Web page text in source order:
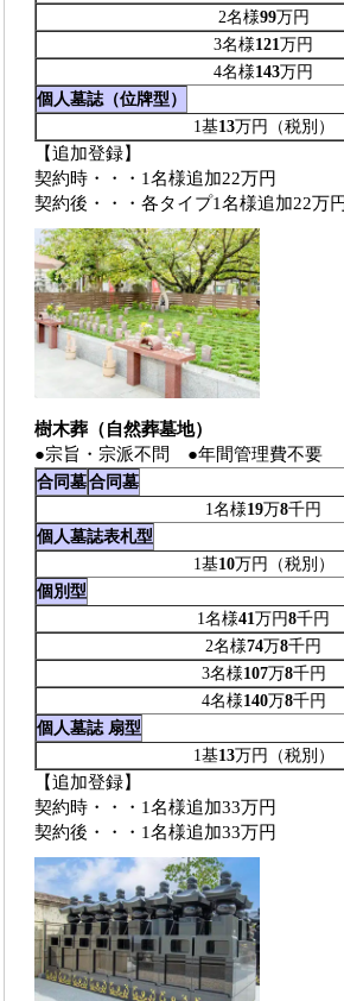
2名様99万円
3名様121万円
4名様143万円
個人墓誌（位牌型）
1基13万円（税別）
【追加登録】
契約時・・・1名様追加22万円
契約後・・・各タイプ1名様追加22万円
樹木葬（自然葬墓地）
●宗旨・宗派不問 ●年間管理費不要
合同墓合同墓
1名様19万8千円
個人墓誌表札型
1基10万円（税別）
個別型
1名様41万円8千円
2名様74万8千円
3名様107万8千円
4名様140万8千円
個人墓誌 扇型
1基13万円（税別）
【追加登録】
契約時・・・1名様追加33万円
契約後・・・1名様追加33万円